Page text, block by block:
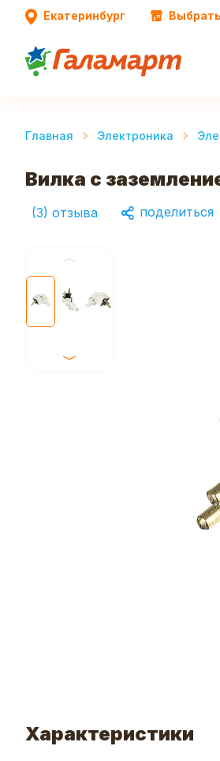
Екатеринбург
Главная Электроника
Вилка с
(3) отзыва поделиться
Характеристики